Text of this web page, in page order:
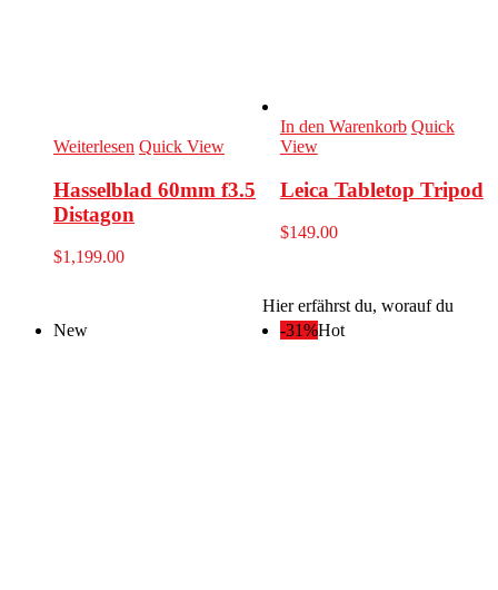
Weiterlesen Quick View
Hasselblad 60mm f3.5
Distagon
$1,199.00
In den Warenkorb Quick
View
Leica Tabletop Tripod
$149.00
New -31%Hot
Hier erfährst du, worauf du